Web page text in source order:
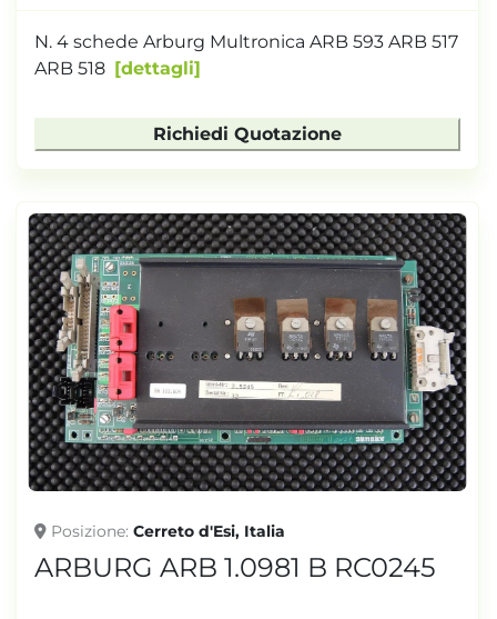
N. 4 schede Arburg Multronica ARB 593 ARB 517
ARB 518
dettagli
Richiedi Quotazione
Posizione Cerreto d'Esi, Italia
ARBURG ARB 1.0981 B RC0245